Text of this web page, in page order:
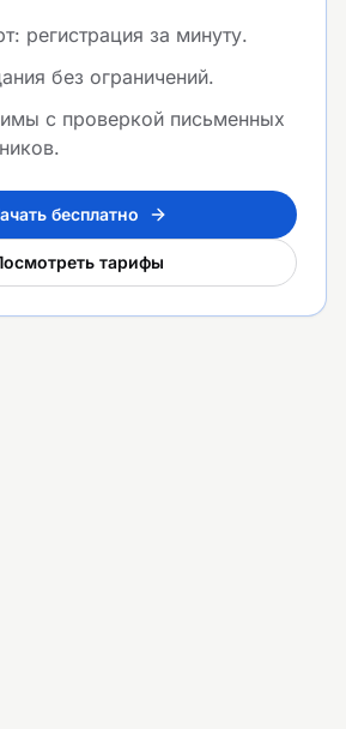
регистрация за минуту.
без ограничений.
с проверкой письменных
бесплатно
тарифы